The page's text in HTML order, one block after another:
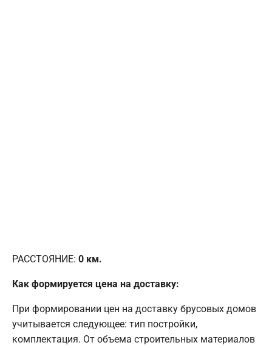
РАССТОЯНИЕ: 0 км.
Как формируется цена на доставку:
При формировании цен на доставку брусовых домов
учитывается следующее: тип постройки,
комплектация. От объема строительных материалов